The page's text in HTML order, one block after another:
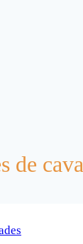
de cava